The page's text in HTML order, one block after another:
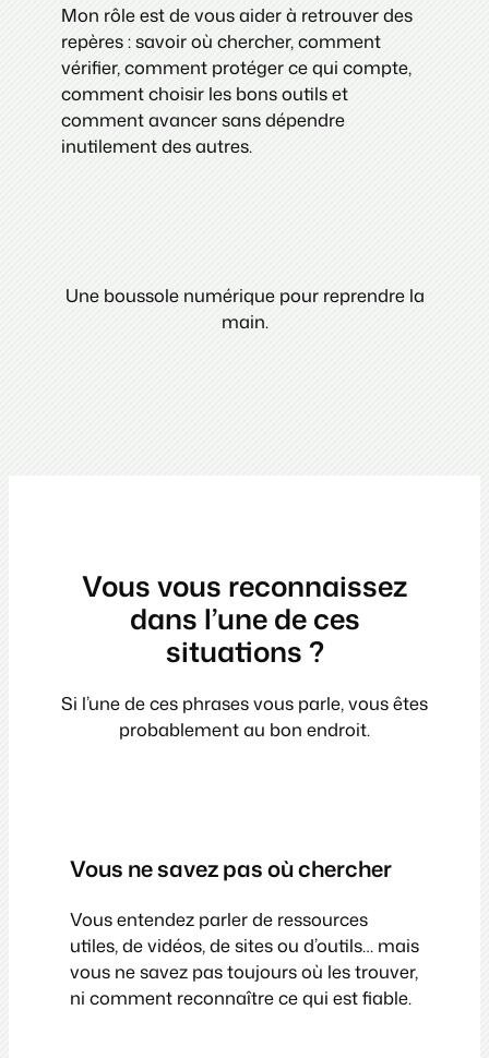
Mon rôle est de vous aider à retrouver des
repères : savoir où chercher, comment
vérifier, comment protéger ce qui compte,
comment choisir les bons outils et
comment avancer sans dépendre
inutilement des autres.
Une boussole numérique pour reprendre la
main.
Vous vous reconnaissez
dans l’une de ces
situations ?
Si l’une de ces phrases vous parle, vous êtes
probablement au bon endroit.
Vous ne savez pas où chercher
Vous entendez parler de ressources
utiles, de vidéos, de sites ou d’outils… mais
vous ne savez pas toujours où les trouver,
ni comment reconnaître ce qui est fiable.